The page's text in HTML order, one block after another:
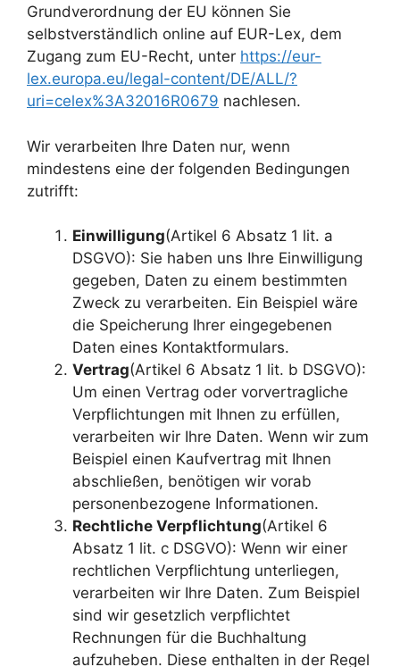
Grundverordnung der EU können Sie
selbstverständlich online auf EUR-Lex, dem
Zugang zum EU-Recht, unter https://eur-
lex.europa.eu/legal-content/DE/ALL/?
uri=celex%3A32016R0679 nachlesen.
Wir verarbeiten Ihre Daten nur, wenn
mindestens eine der folgenden Bedingungen
zutrifft:
Einwilligung(Artikel 6 Absatz 1 lit. a
DSGVO): Sie haben uns Ihre Einwilligung
gegeben, Daten zu einem bestimmten
Zweck zu verarbeiten. Ein Beispiel wäre
die Speicherung Ihrer eingegebenen
Daten eines Kontaktformulars.
Vertrag(Artikel 6 Absatz 1 lit. b DSGVO):
Um einen Vertrag oder vorvertragliche
Verpflichtungen mit Ihnen zu erfüllen,
verarbeiten wir Ihre Daten. Wenn wir zum
Beispiel einen Kaufvertrag mit Ihnen
abschließen, benötigen wir vorab
personenbezogene Informationen.
Rechtliche Verpflichtung(Artikel 6
Absatz 1 lit. c DSGVO): Wenn wir einer
rechtlichen Verpflichtung unterliegen,
verarbeiten wir Ihre Daten. Zum Beispiel
sind wir gesetzlich verpflichtet
Rechnungen für die Buchhaltung
aufzuheben. Diese enthalten in der Regel